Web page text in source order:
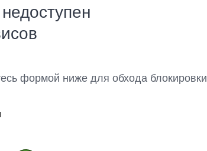
формой ниже для обхода блокировки